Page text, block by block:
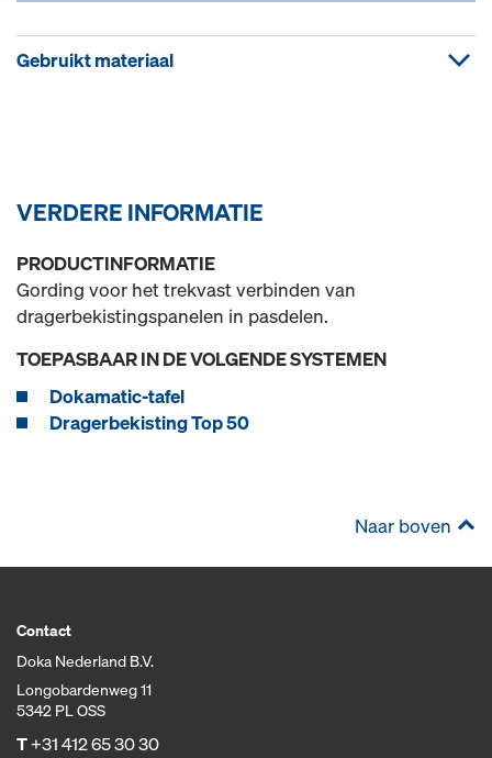
Gebruikt materiaal
VERDERE INFORMATIE
PRODUCTINFORMATIE
Gording voor het trekvast verbinden van
dragerbekistingspanelen in pasdelen.
TOEPASBAAR IN DE VOLGENDE SYSTEMEN
Dokamatic-tafel
Dragerbekisting Top 50
Naar boven
Contact
Doka Nederland B.V.
Longobardenweg 11
5342 PL OSS
T+31 412 65 30 30